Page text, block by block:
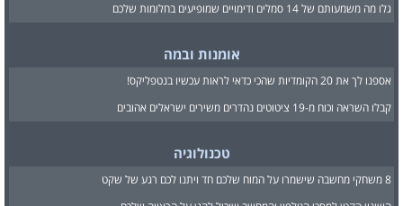
גלו מה משמעותם של 14 סמלים ודימויים שמופיעים בחלומות שלכם
אומנות ובמה
אספנו לך את 20 הקומדיות שהכי כדאי לראות עכשיו בנטפליקס!
קבלו השראה וכוח מ-19 ציטוטים נהדרים משירים ישראלים אהובים
טכנולוגיה
8 משחקי מחשבה שישמרו על המוח שלכם חד ויתנו לכם רגע של שקט